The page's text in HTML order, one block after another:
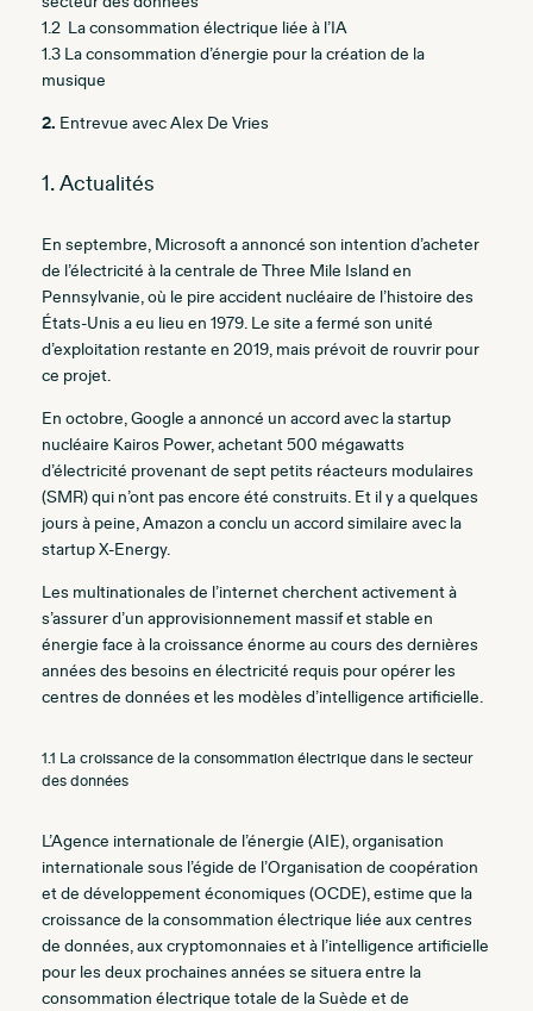
1.2 La consommation électrique liée à l’IA
1.3 La consommation d’énergie pour la création de la
musique
2. Entrevue avec Alex De Vries
1. Actualités
En septembre, Microsoft a annoncé son intention d’acheter
de l’électricité à la centrale de Three Mile Island en
Pennsylvanie, où le pire accident nucléaire de l’histoire des
États-Unis a eu lieu en 1979. Le site a fermé son unité
d’exploitation restante en 2019, mais prévoit de rouvrir pour
ce projet.
En octobre, Google a annoncé un accord avec la startup
nucléaire Kairos Power, achetant 500 mégawatts
d’électricité provenant de sept petits réacteurs modulaires
(SMR) qui n’ont pas encore été construits. Et il y a quelques
jours à peine, Amazon a conclu un accord similaire avec la
startup X-Energy.
Les multinationales de l’internet cherchent activement à
s’assurer d’un approvisionnement massif et stable en
énergie face à la croissance énorme au cours des dernières
années des besoins en électricité requis pour opérer les
centres de données et les modèles d’intelligence artificielle.
1.1 La croissance de la consommation électrique dans le secteur
des données
L’Agence internationale de l’énergie (AIE), organisation
internationale sous l’égide de l’Organisation de coopération
et de développement économiques (OCDE), estime que la
croissance de la consommation électrique liée aux centres
de données, aux cryptomonnaies et à l’intelligence artificielle
pour les deux prochaines années se situera entre la
consommation électrique totale de la Suède et de